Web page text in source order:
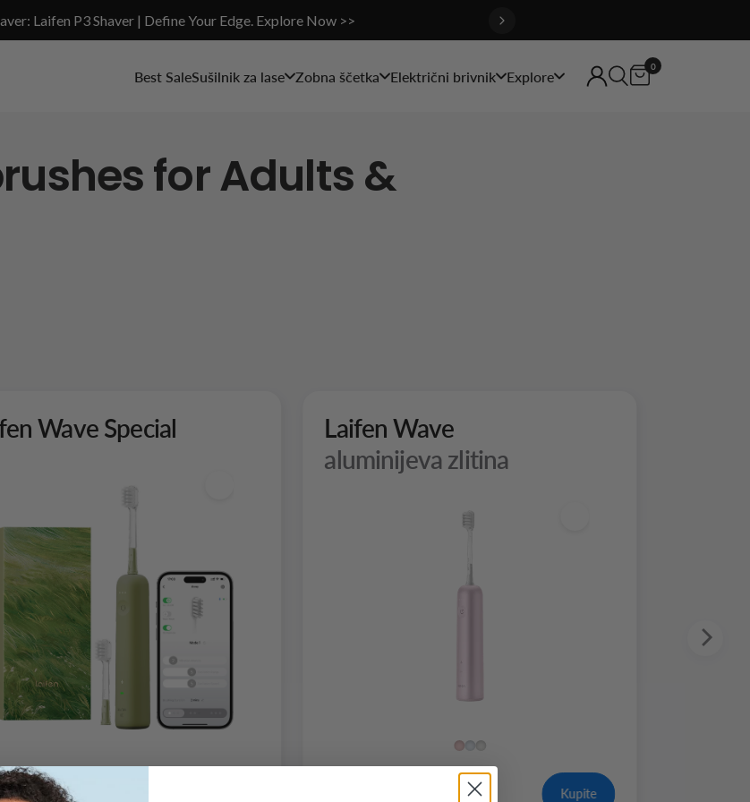
Laifen P3 Shaver | Define Your Edge. Explore Now >>
Best SaleSušilnik za lase Zobna ščetka Električni brivnik Explore
0
for Adults &
Wave Special
Laifen Wave
aluminijeva zlitina
Kupite